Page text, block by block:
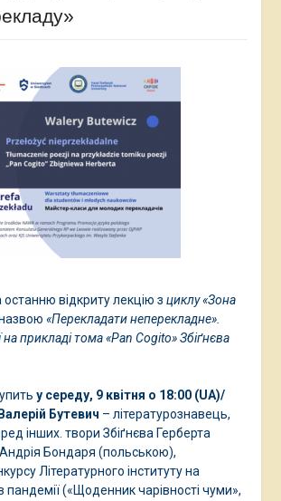
відкриту лекцію з циклу «Зона
«Перекладати неперекладне».
на прикладі тома «Pan Cogito» Збіґнєва
у середу, 9 квітня о 18:00 (UA)/
Бутевич – літературознавець,
інших. твори Збіґнєва Герберта
Бондаря (польською),
Літературного інституту на
пандемії («Щоденник чарівності чуми»,